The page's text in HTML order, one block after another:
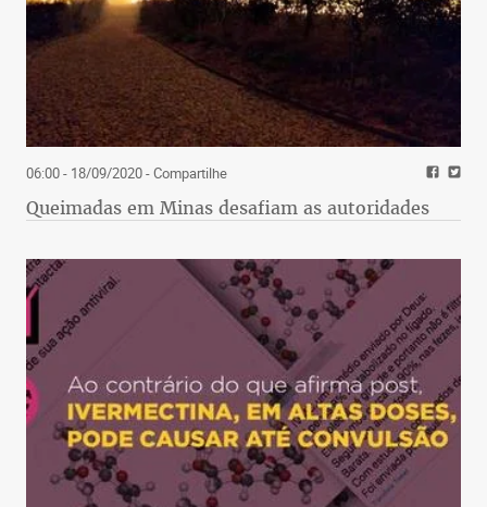
06:00 - 18/09/2020- Compartilhe
Queimadas em Minas desafiam as autoridades